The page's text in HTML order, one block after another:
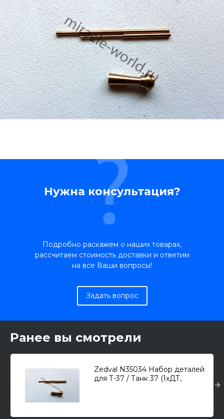
Нужна консультация?
Подробно раскажем о наших товарах,
рассчитаем стоимость доставки и ответим
на все Ваши вопросы!
Задать вопрос
Ранее вы смотрели
Zedval N35034 Набор деталей
для Т-37 / Танк 37 (1хДТ,